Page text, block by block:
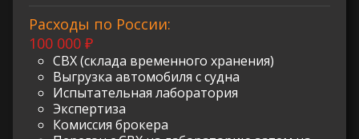
Расходы по России:
100 000 ₽
СВХ (склада временного хранения)
Выгрузка автомобиля с судна
Испытательная лаборатория
Экспертиза
Комиссия брокера